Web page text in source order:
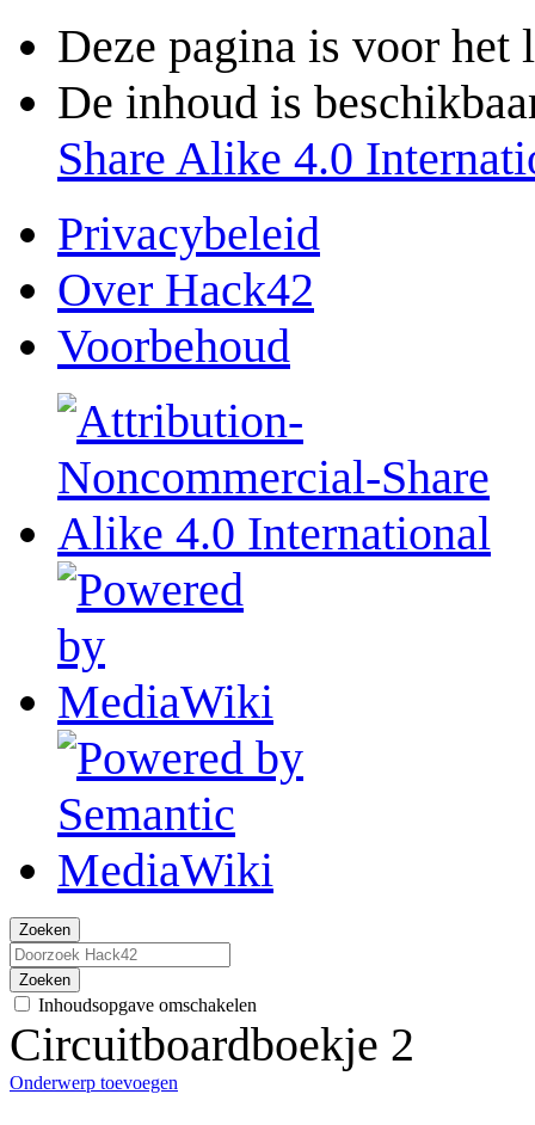
Deze pagina is voor het
De inhoud is
Share Alike 4.0
Privacybeleid
Over Hack42
Voorbehoud
Zoeken
Zoeken
Inhoudsopgave omschakelen
Circuitboardboekje 2
Onderwerp toevoegen